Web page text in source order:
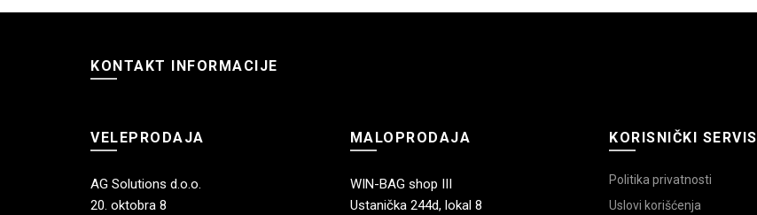
KONTAKT INFORMACIJE
VELEPRODAJA
AG Solutions d.o.o.
20. oktobra 8
MALOPRODAJA
WIN-BAG shop III
Ustanička 244d, lokal 8
KORISNIČKI SERVIS
Politika privatnosti
Uslovi korišćenja